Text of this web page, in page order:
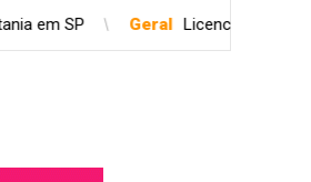
Licenciamento é obrigatório para placas